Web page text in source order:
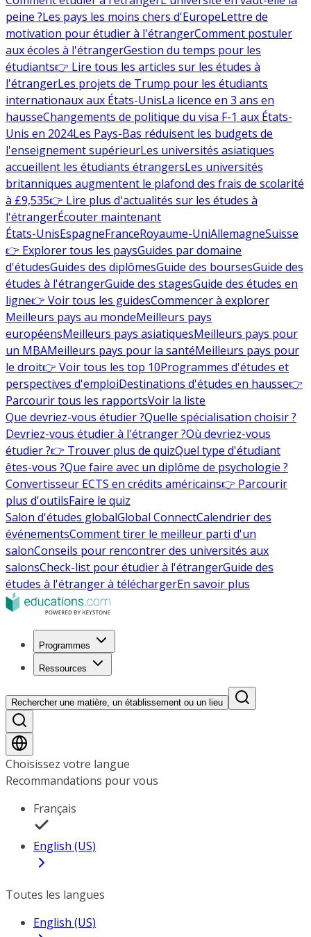
peine ?Les pays les moins chers d'EuropeLettre de
motivation pour étudier à l'étrangerComment postuler
aux écoles à l'étrangerGestion du temps pour les
étudiants👉 Lire tous les articles sur les études à
l'étrangerLes projets de Trump pour les étudiants
internationaux aux États-UnisLa licence en 3 ans en
hausseChangements de politique du visa F-1 aux États-
Unis en 2024Les Pays-Bas réduisent les budgets de
l'enseignement supérieurLes universités asiatiques
accueillent les étudiants étrangersLes universités
britanniques augmentent le plafond des frais de scolarité
à £9,535👉 Lire plus d'actualités sur les études à
l'étrangerÉcouter maintenant
États-UnisEspagneFranceRoyaume-UniAllemagneSuisse
👉 Explorer tous les paysGuides par domaine
d'étudesGuides des diplômesGuide des boursesGuide des
études à l'étrangerGuide des stagesGuide des études en
ligne👉 Voir tous les guidesCommencer à explorer
Meilleurs pays au mondeMeilleurs pays
européensMeilleurs pays asiatiquesMeilleurs pays pour
un MBAMeilleurs pays pour la santéMeilleurs pays pour
le droit👉 Voir tous les top 10Programmes d'études et
perspectives d'emploiDestinations d'études en hausse👉
Parcourir tous les rapportsVoir la liste
Que devriez-vous étudier ?Quelle spécialisation choisir ?
Devriez-vous étudier à l'étranger ?Où devriez-vous
étudier ?👉 Trouver plus de quizQuel type d'étudiant
êtes-vous ?Que faire avec un diplôme de psychologie ?
Convertisseur ECTS en crédits américains👉 Parcourir
plus d'outilsFaire le quiz
Salon d'études globalGlobal ConnectCalendrier des
événementsComment tirer le meilleur parti d'un
salonConseils pour rencontrer des universités aux
salonsCheck-list pour étudier à l'étrangerGuide des
études à l'étranger à téléchargerEn savoir plus
Programmes
Ressources
Rechercher une matière, un établissement ou un lieu
Choisissez votre langue
Recommandations pour vous
Français
English (US)
Toutes les langues
English (US)